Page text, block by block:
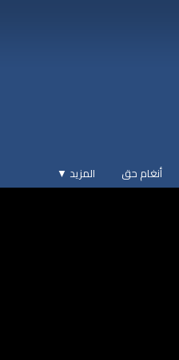
أنغام حق المزيد ▼